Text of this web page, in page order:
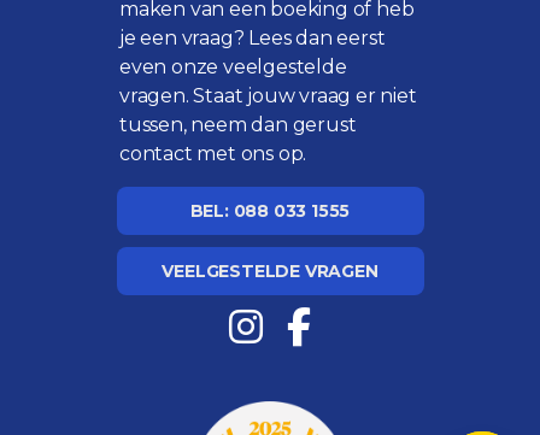
maken van een boeking of heb
je een vraag? Lees dan eerst
even onzeveelgestelde
vragen. Staat jouw vraag er niet
tussen, neem dan gerust
contact met ons op.
BEL: 088 033 1555
VEELGESTELDE VRAGEN